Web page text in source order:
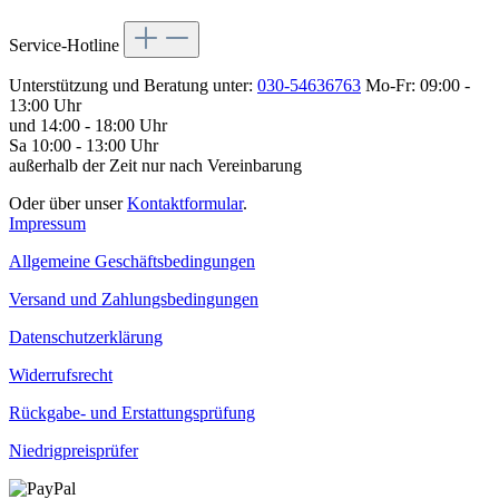
Service-Hotline
Unterstützung und Beratung unter: 030-54636763 Mo-Fr: 09:00 -
13:00 Uhr
und 14:00 - 18:00 Uhr
Sa 10:00 - 13:00 Uhr
außerhalb der Zeit nur nach Vereinbarung
Oder über unserKontaktformular.
Impressum
Allgemeine Geschäftsbedingungen
Versand und Zahlungsbedingungen
Datenschutzerklärung
Widerrufsrecht
Rückgabe- und Erstattungsprüfung
Niedrigpreisprüfer